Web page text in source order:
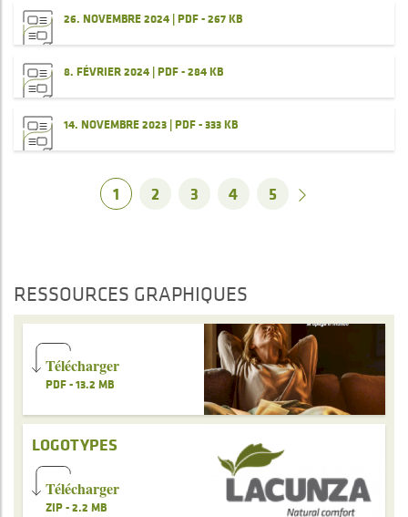
26. NOVEMBRE 2024 | PDF - 267 KB
8. FÉVRIER 2024 | PDF - 284 KB
14. NOVEMBRE 2023 | PDF - 333 KB
1 2 3 4 5
RESSOURCES GRAPHIQUES
Télécharger
PDF - 13.2 MB
LOGOTYPES
Télécharger
ZIP - 2.2 MB